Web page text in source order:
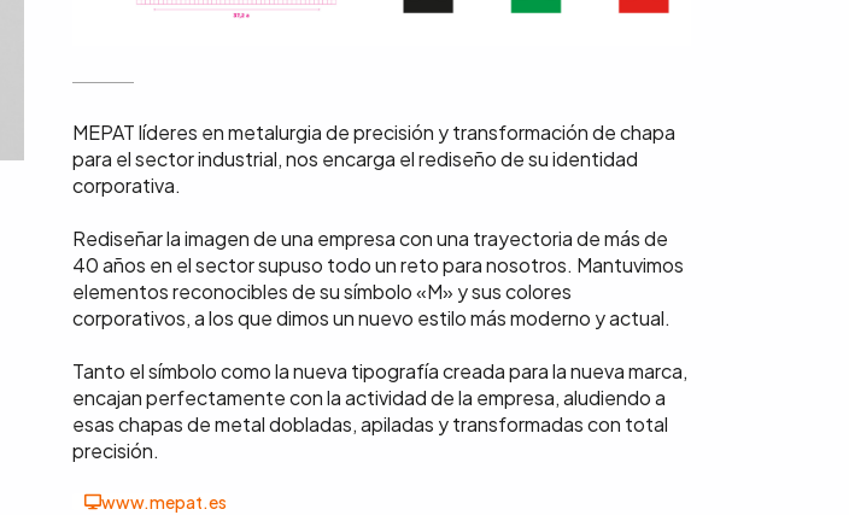
MEPAT líderes en metalurgia de precisión y transformación de chapa
para el sector industrial, nos encarga el rediseño de su identidad
corporativa.
Rediseñar la imagen de una empresa con una trayectoria de más de
40 años en el sector supuso todo un reto para nosotros. Mantuvimos
elementos reconocibles de su símbolo «M» y sus colores
corporativos, a los que dimos un nuevo estilo más moderno y actual.
Tanto el símbolo como la nueva tipografía creada para la nueva marca,
encajan perfectamente con la actividad de la empresa, aludiendo a
esas chapas de metal dobladas, apiladas y transformadas con total
precisión.
www.mepat.es